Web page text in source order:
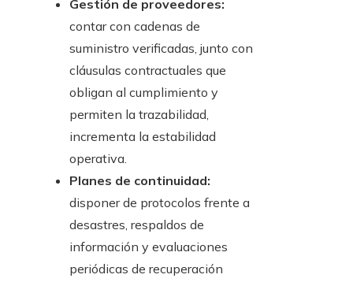
Gestión de proveedores:
contar con cadenas de
suministro verificadas, junto con
cláusulas contractuales que
obligan al cumplimiento y
permiten la trazabilidad,
incrementa la estabilidad
operativa.
Planes de continuidad:
disponer de protocolos frente a
desastres, respaldos de
información y evaluaciones
periódicas de recuperación